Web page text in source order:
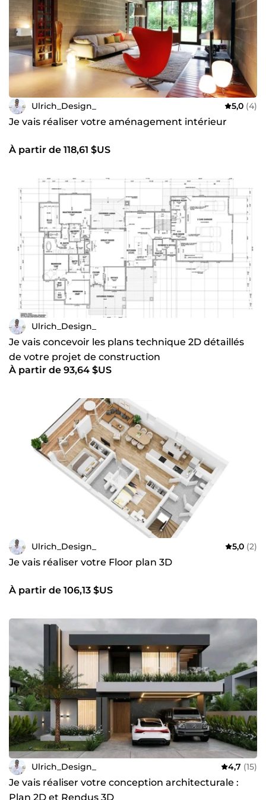
Cliquez sur "Contacter" pour m'exposer vos idées. Je vous
répondrai en moins d'une heure pour discuter de la
meilleur approche pour votre conception.
Ulrich_Design_ 5,0 (4)
Je vais réaliser votre aménagement intérieur
À partir de 118,61 $US
Ulrich_Design_
Je vais concevoir les plans technique 2D détaillés
de votre projet de construction
À partir de 93,64 $US
Ulrich_Design_ 5,0 (2)
Je vais réaliser votre Floor plan 3D
À partir de 106,13 $US
Ulrich_Design_ 4,7 (15)
Je vais réaliser votre conception architecturale :
Plan 2D et Rendus 3D